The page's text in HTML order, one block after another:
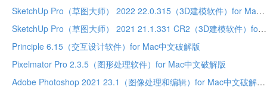
SketchUp Pro（草图大师） 2022 22.0.315（3D建模软件）for Mac中文破解版
SketchUp Pro（草图大师） 2021 21.1.331 CR2（3D建模软件）for Mac中文破解版
Principle 6.15（交互设计软件）for Mac中文破解版
Pixelmator Pro 2.3.5（图形处理软件）for Mac中文破解版
Adobe Photoshop 2021 23.1（图像处理和编辑）for Mac中文破解版